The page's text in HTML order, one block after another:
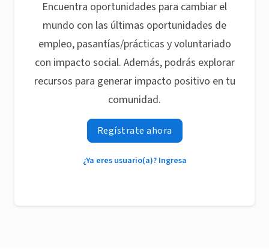
Encuentra oportunidades para cambiar el
mundo con las últimas oportunidades de
empleo, pasantías/prácticas y voluntariado
con impacto social. Además, podrás explorar
recursos para generar impacto positivo en tu
comunidad.
Regístrate ahora
¿Ya eres usuario(a)? Ingresa